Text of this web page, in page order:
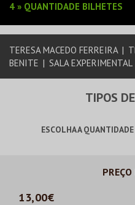
EVENTOS
CARTÕES
4 » QUANTIDADE BILHETES
TERESA MACEDO FERREIRA |
BENITE | SALA EXPERIMENTAL
TIPOS
ESCOLHA A
13,00€